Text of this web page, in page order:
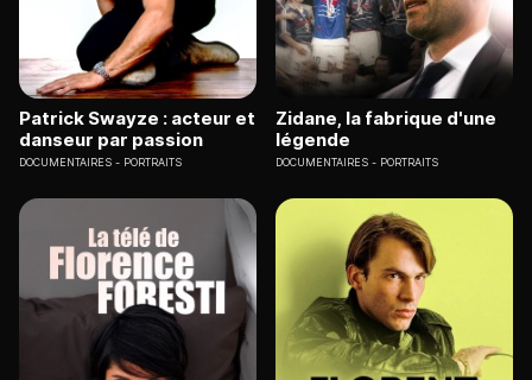
Patrick Swayze : acteur et
danseur par passion
DOCUMENTAIRES PORTRAITS
Zidane, la fabrique d'une
légende
DOCUMENTAIRES PORTRAITS